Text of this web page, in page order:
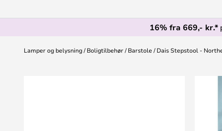
16% fra 669,- kr.*
Lamper og belysning Boligtilbehør Barstole Dais Stepstool -